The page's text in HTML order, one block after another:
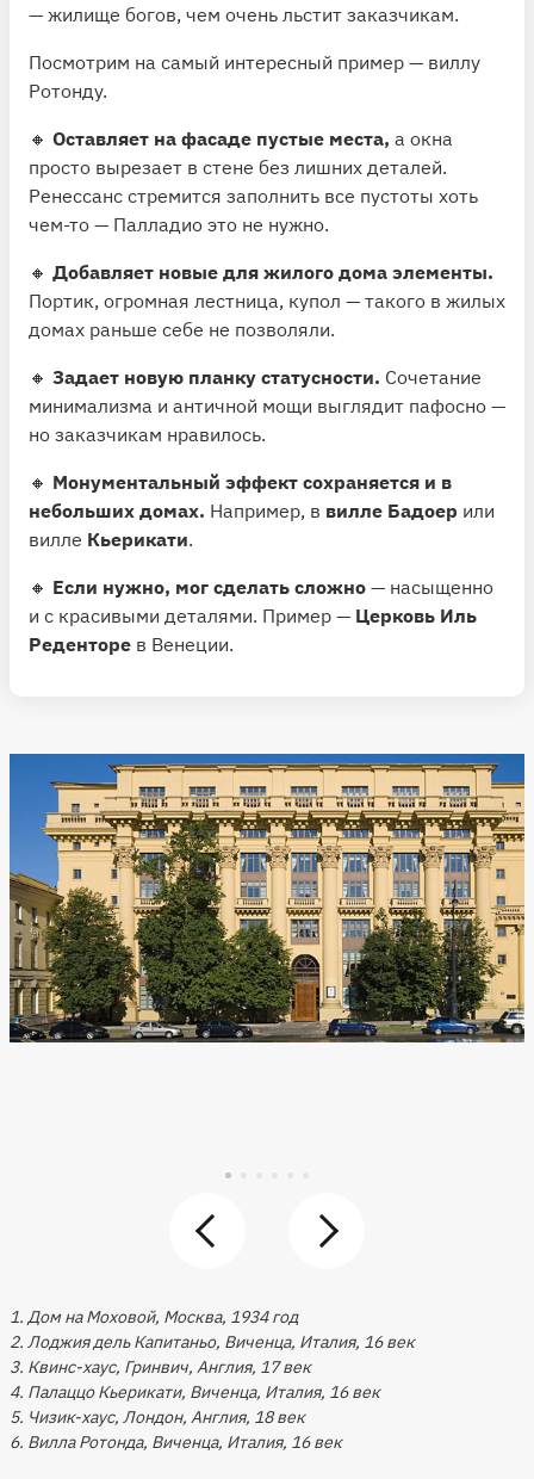
— жилище богов, чем очень льстит заказчикам.
Посмотрим на самый интереcный пример — виллу
Ротонду.
🔸 Оставляет на фасаде пустые места, а окна
просто вырезает в стене без лишних деталей.
Ренессанс стремится заполнить все пустоты хоть
чем-то — Палладио это не нужно.
🔸 Добавляет новые для жилого дома элементы.
Портик, огромная лестница, купол — такого в жилых
домах раньше себе не позволяли.
🔸 Задает новую планку статусности. Сочетание
минимализма и античной мощи выглядит пафосно —
но заказчикам нравилось.
🔸 Монументальный эффект сохраняется и в
небольших домах. Например, в вилле Бадоер или
вилле Кьерикати.
🔸 Если нужно, мог сделать сложно — насыщенно
и с красивыми деталями. Пример — Церковь Иль
Реденторе в Венеции.
1. Дом на Моховой, Москва, 1934 год
2. Лоджия дель Капитаньо, Виченца, Италия, 16 век
3. Квинс-хаус, Гринвич, Англия, 17 век
4. Палаццо Кьерикати, Виченца, Италия, 16 век
5. Чизик-хаус, Лондон, Англия, 18 век
6. Вилла Ротонда, Виченца, Италия, 16 век